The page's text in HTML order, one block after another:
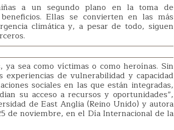
a un segundo plano en la toma de
Ellas se convierten en las más
climática y, a pesar de todo, siguen
ya sea como víctimas o como heroínas. Sin
de vulnerabilidad y capacidad
sociales en las que están integradas,
su acceso a recursos y oportunidades”,
de East Anglia (Reino Unido) y autora
de noviembre, en el Día Internacional de la